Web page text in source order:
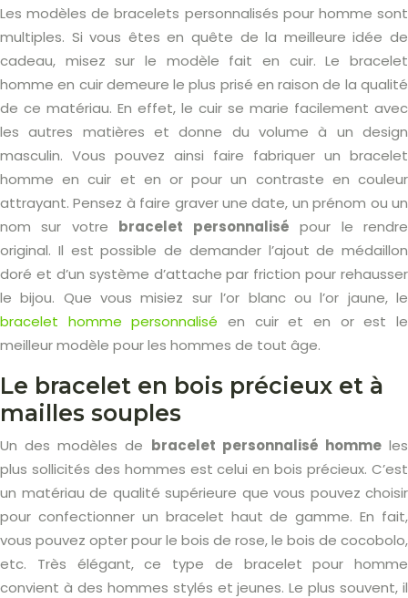
Les modèles de bracelets personnalisés pour homme sont
multiples. Si vous êtes en quête de la meilleure idée de
cadeau, misez sur le modèle fait en cuir. Le bracelet
homme en cuir demeure le plus prisé en raison de la qualité
de ce matériau. En effet, le cuir se marie facilement avec
les autres matières et donne du volume à un design
masculin. Vous pouvez ainsi faire fabriquer un bracelet
homme en cuir et en or pour un contraste en couleur
attrayant. Pensez à faire graver une date, un prénom ou un
nom sur votre bracelet personnalisé pour le rendre
original. Il est possible de demander l’ajout de médaillon
doré et d’un système d’attache par friction pour rehausser
le bijou. Que vous misiez sur l’or blanc ou l’or jaune, le
bracelet homme personnalisé en cuir et en or est le
meilleur modèle pour les hommes de tout âge.
Le bracelet en bois précieux et à
mailles souples
Un des modèles de bracelet personnalisé hommeles
plus sollicités des hommes est celui en bois précieux. C’est
un matériau de qualité supérieure que vous pouvez choisir
pour confectionner un bracelet haut de gamme. En fait,
vous pouvez opter pour le bois de rose, le bois de cocobolo,
etc. Très élégant, ce type de bracelet pour homme
convient à des hommes stylés et jeunes. Le plus souvent, il